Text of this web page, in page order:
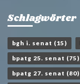
Schlagwörter
bgh i. senat (15)
bpatg 25. senat (75)
bpatg 27. senat (80)